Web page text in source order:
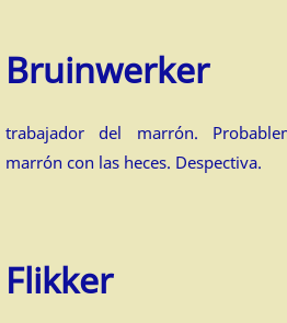
Bruinwerker
trabajador del marrón.
marrón con las heces. Despectiva.
Flikker